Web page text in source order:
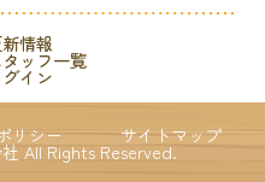
情報
ッフ一覧
イン
リシー サイトマップ
All Rights Reserved.